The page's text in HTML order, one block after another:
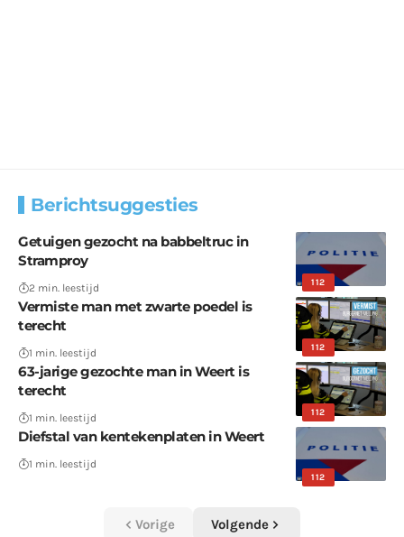
Berichtsuggesties
112
Getuigen gezocht na babbeltruc in
Stramproy
2 min. leestijd
112
Vermiste man met zwarte poedel is
terecht
1 min. leestijd
112
63-jarige gezochte man in Weert is
terecht
1 min. leestijd
112
Diefstal van kentekenplaten in Weert
1 min. leestijd
Vorige Volgende